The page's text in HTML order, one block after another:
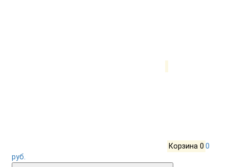
Корзина 0 0
руб.